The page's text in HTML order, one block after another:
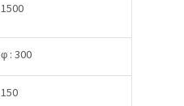
1500
φ : 300
150